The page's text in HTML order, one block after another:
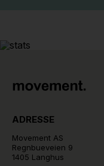
ADRESSE
Movement AS
Regnbueveien 9
1405 Langhus